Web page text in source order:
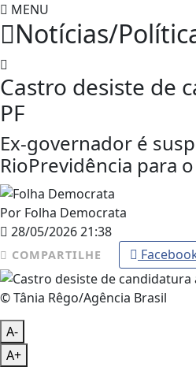
MENU
Notícias/
Castro desiste de
PF
Ex-governador é
RioPrevidência para
Por Folha Democrata
28/05/2026 21:38
COMPARTILHE
© Tânia Rêgo/Agência Brasil
A-
A+